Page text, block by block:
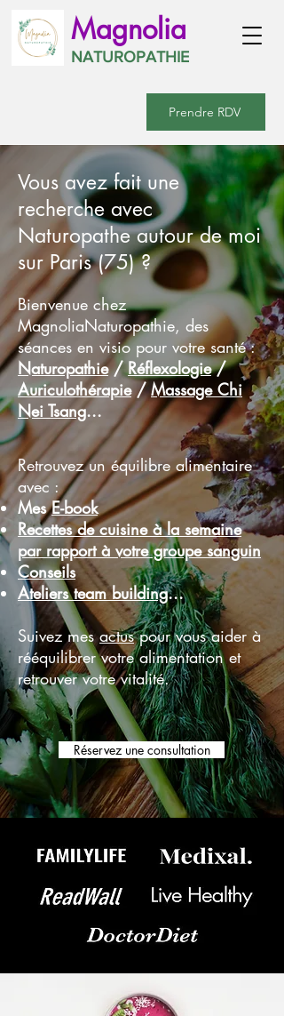
Magnolia
NATUROPATHIE
Prendre RDV
Vous avez fait une
recherche avec
Naturopathe autour de moi
sur Paris (75) ?
Bienvenue chez
MagnoliaNaturopathie, des
séances en visio pour votre santé :
Naturopathie/Réflexologie/
Auriculothérapie/Massage Chi
Nei Tsang...
Retrouvez un équilibre alimentaire
avec :
MesE-book
Recettes de cuisine à la semaine
par rapport à votre groupe sanguin
Conseils
Ateliers team building...
Suivez mesactuspour vous aider à
rééquilibrer votre alimentation et
retrouver votre vitalité.
Réservez une consultation